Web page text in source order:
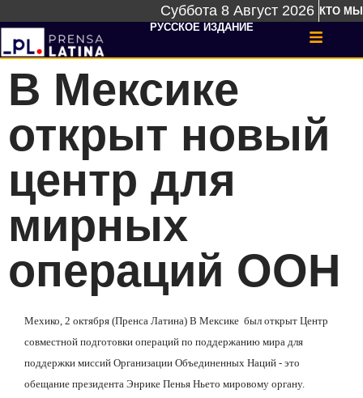
Суббота 8 Август 2026 КТО МЫ
РУССКОЕ ИЗДАНИЕ
В Мексике
открыт новый
центр для
мирных
операций ООН
Мехико, 2 октября (Пренса Латина) В Мексике был открыт Центр
совместной подготовки операций по поддержанию мира для
поддержки миссий Организации Объединенных Наций - это
обещание президента Энрике Пенья Ньето мировому органу.